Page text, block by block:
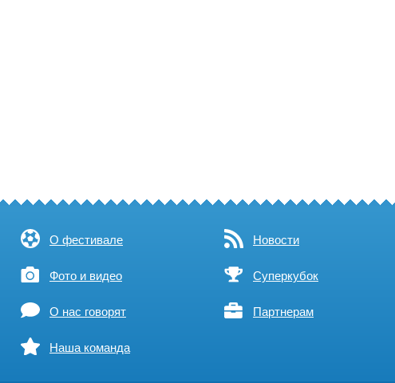
О фестивале Новости
Фото и видео Суперкубок
О нас говорят Партнерам
Наша команда